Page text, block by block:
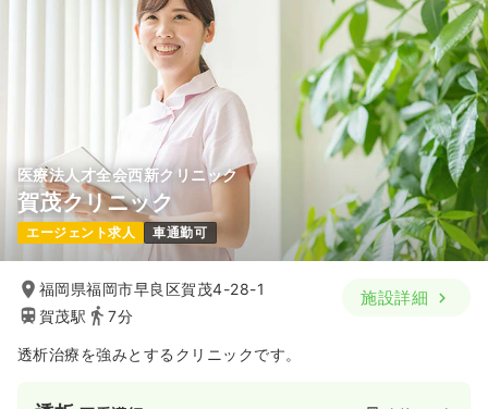
医療法人才全会西新クリニック
賀茂クリニック
エージェント求人 車通勤可
福岡県福岡市早良区賀茂4-28-1
賀茂駅
7分
施設詳細
透析治療を強みとするクリニックです。